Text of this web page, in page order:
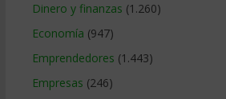
Dinero y finanzas (1.260)
Economía (947)
Emprendedores (1.443)
Empresas (246)